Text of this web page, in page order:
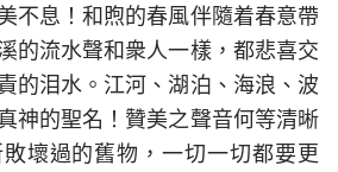
不息！和煦的春風伴隨着春意帶
的流水聲和衆人一樣，都悲喜交
的泪水。江河、湖泊、海浪、波
神的聖名！贊美之聲音何等清晰
壞過的舊物，一切一切都要更